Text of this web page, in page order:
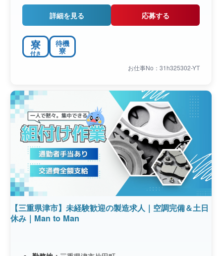
詳細を見る 応募する
寮
付き
待機
寮
お仕事No：31h325302-YT
【三重県津市】未経験歓迎の製造求人｜空調完備＆土日
休み｜Man to Man